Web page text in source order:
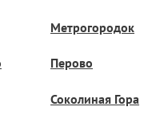
Метрогородок
Перово
Соколиная Гора